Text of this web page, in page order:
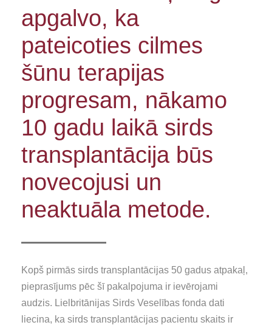
apgalvo, ka
pateicoties cilmes
šūnu terapijas
progresam, nākamo
10 gadu laikā sirds
transplantācija būs
novecojusi un
neaktuāla metode.
Kopš pirmās sirds transplantācijas 50 gadus atpakaļ,
pieprasījums pēc šī pakalpojuma ir ievērojami
audzis. Lielbritānijas Sirds Veselības fonda dati
liecina, ka sirds transplantācijas pacientu skaits ir